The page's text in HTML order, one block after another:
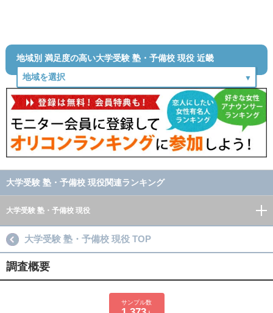
地域別 満足度の高い大学受験 塾・予備校 現役 近畿
大学受験 塾・予備校 現役関連ランキング
大学受験 塾・予備校 現役
大学受験 塾・予備校 現役 TOP
調査概要
サンプル数